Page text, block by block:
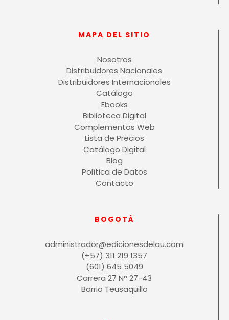
MAPA DEL SITIO
Nosotros
Distribuidores Nacionales
Distribuidores Internacionales
Catálogo
Ebooks
Biblioteca Digital
Complementos Web
Lista de Precios
Catálogo Digital
Blog
Política de Datos
Contacto
BOGOTÁ
administrador@edicionesdelau.com
(+57) 311 219 1357
(601) 645 5049
Carrera 27 N° 27-43
Barrio Teusaquillo